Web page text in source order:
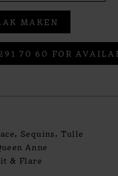
MAKEN
70 60 FOR
Sequins, Tulle
Anne
& Flare